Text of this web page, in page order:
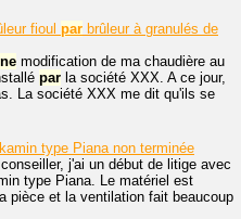
fioul par brûleur à granulés de
modification de ma chaudière au
par la société XXX. A ce jour,
La société XXX me dit qu'ils se
type Piana non terminée
j'ai un début de litige avec
type Piana. Le matériel est
pièce et la ventilation fait beaucoup